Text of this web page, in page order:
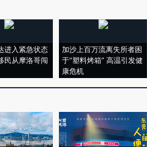
进入紧急状态
民从摩洛哥闯
加沙上百万流离失所者困
于“塑料烤箱” 高温引发健
康危机